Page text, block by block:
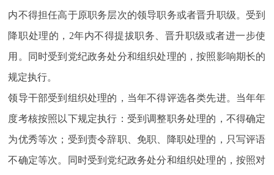
内不得担任高于原职务层次的领导职务或者晋升职级。受到
降职处理的，2年内不得提拔职务、晋升职级或者进一步使
用。同时受到党纪政务处分和组织处理的，按照影响期长的
规定执行。
领导干部受到组织处理的，当年不得评选各类先进。当年年
度考核按照以下规定执行：受到调整职务处理的，不得确定
为优秀等次；受到责令辞职、免职、降职处理的，只写评语
不确定等次。同时受到党纪政务处分和组织处理的，按照对